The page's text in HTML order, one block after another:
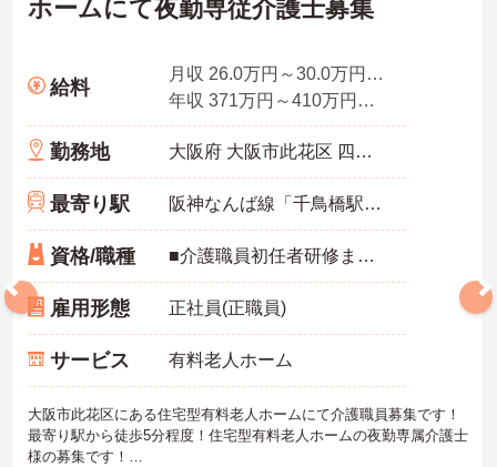
ホームにて夜勤専従介護士募集
給料
月収 26.0万円～30.0万円程度（諸手当含む）
年収 371万円～410万円程度
勤務地 大阪府 大阪市此花区 四貫島2-26-11
最寄り駅 阪神なんば線「千鳥橋駅」徒歩5分
資格/職種 ■介護職員初任者研修またはホームヘルパー2級以上の資格をお持ちの方 ※未経験相談可能 ※経験者優遇
雇用形態 正社員(正職員)
サービス 有料老人ホーム
大阪市此花区にある住宅型有料老人ホームにて介護職員募集です！
最寄り駅から徒歩5分程度！住宅型有料老人ホームの夜勤専属介護士
様の募集です！